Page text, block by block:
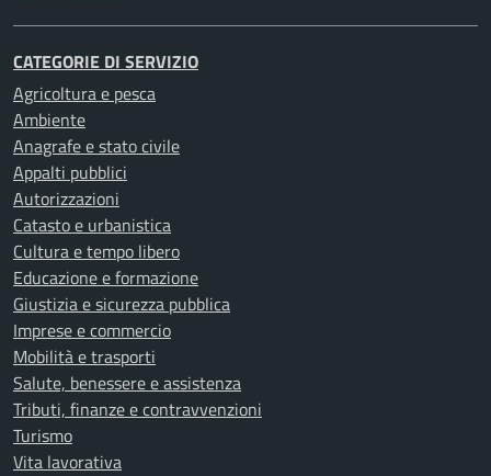
CATEGORIE DI SERVIZIO
Agricoltura e pesca
Ambiente
Anagrafe e stato civile
Appalti pubblici
Autorizzazioni
Catasto e urbanistica
Cultura e tempo libero
Educazione e formazione
Giustizia e sicurezza pubblica
Imprese e commercio
Mobilità e trasporti
Salute, benessere e assistenza
Tributi, finanze e contravvenzioni
Turismo
Vita lavorativa